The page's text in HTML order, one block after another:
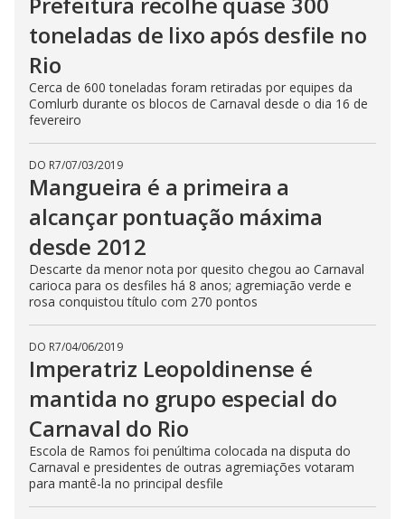
toneladas de lixo após desfile no
Rio
Cerca de 600 toneladas foram retiradas por equipes da
Comlurb durante os blocos de Carnaval desde o dia 16 de
fevereiro
DO R7/07/03/2019
Mangueira é a primeira a
alcançar pontuação máxima
desde 2012
Descarte da menor nota por quesito chegou ao Carnaval
carioca para os desfiles há 8 anos; agremiação verde e
rosa conquistou título com 270 pontos
DO R7/04/06/2019
Imperatriz Leopoldinense é
mantida no grupo especial do
Carnaval do Rio
Escola de Ramos foi penúltima colocada na disputa do
Carnaval e presidentes de outras agremiações votaram
para mantê-la no principal desfile